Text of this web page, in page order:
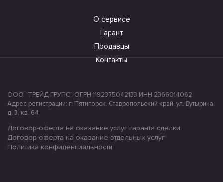
О сервисе
Гарант
Продавцы
Контакты
ООО "ТРЕЙД ГРУПС" ОГРН 1192375042133 ИНН 2366014062
Адрес регистрации: г. Пятигорск, Ставропольский край, ул. Бутырина,
д. 3, кв. 64
Договор-оферта на оказание услуг гаранта сделки
Договор-оферта на оказание отдельных услуг
Политика конфиденциальности